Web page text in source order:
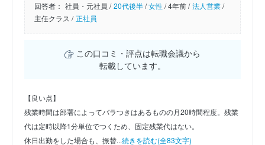
回答者： 社員・元社員 / 20代後半/女性/4年前 / 法人営業/
主任クラス / 正社員
この口コミ・評点は転職会議から
転載しています。
【良い点】
残業時間は部署によってバラつきはあるものの月20時間程度。残業
代は定時以降1分単位でつくため、固定残業代はない。
休日出勤をした場合も、振替...続きを読む(全83文字)